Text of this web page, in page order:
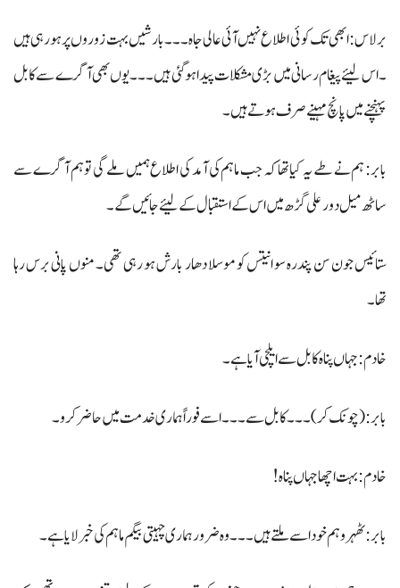
برلاس : ابھی تک کوئی اطلاع نہیں آئی عالی جاہ ۔۔۔ بارشیں بہت زوروں پر ہو رہی ہیں
۔ اس لیئے پیغام رسانی میں بڑی مشکلات پیدا ہوگئی ہیں۔۔۔ یوں بھی آگرے سے کابل
پہنچنے میں پانچ مہینے صرف ہوتے ہیں۔
بابر: ہم نے طے یہ کیا تھا کہ جب ماہم کی آمد کی اطلاع ہمیں ملے گی تو ہم آگرے سے
ساٹھ میل دور علی گڑھ میں اس کے استقبال کے لیئے جائیں گے۔
ستائیس جون سن پندرہ سو انتیس کو موسلا دھار بارش ہو رہی تھی۔ منوں پانی برس رہا
تھا۔
خادم: جہاں پناہ کابل سے ایلچی آیا ہے۔
بابر: (چونک کر) ۔۔۔ کابل سے۔۔۔ اسے فوراً ہماری خدمت میں حاضر کرو۔
خادم : بہت اچھا جہاں پناہ !
بابر: ٹھہرو ہم خود اسے ملتے ہیں ۔۔۔ وہ ضرور ہماری چہیتی بیگم ماہم کی خبر لایا ہے۔